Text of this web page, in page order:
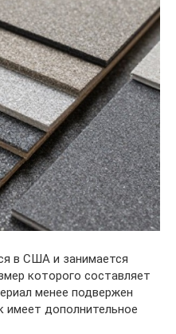
в США и занимается
которого составляет
менее подвержен
имеет дополнительное